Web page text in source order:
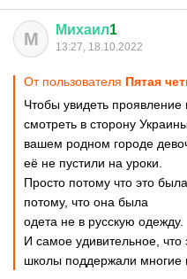
М Михаил1
13:27, 18.10.2022
От пользователя Пятая
Чтобы увидеть
смотреть в сторону
вашем родном городе
её не пустили на уроки.
Просто потому что это
потому, что она была
одета не в русскую одежду.
И самое удивительное,
школы поддержали многие